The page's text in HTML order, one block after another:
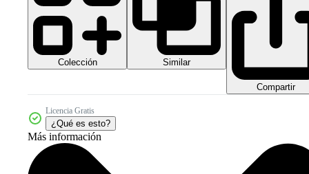
Colección Similar
Compartir
Licencia Gratis
¿Qué es esto?
Más información